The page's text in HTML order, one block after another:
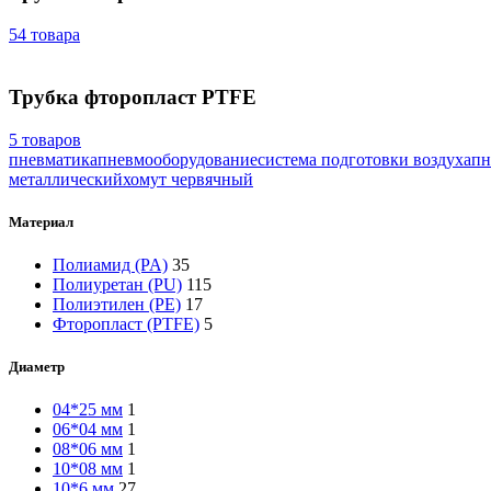
54 товара
Трубка фторопласт PTFE
5 товаров
пневматикапневмооборудованиесистема подготовки воздуха
металлическийхомут червячный
Материал
Полиамид (PA) 35
Полиуретан (PU) 115
Полиэтилен (PE) 17
Фторопласт (PTFE) 5
Диаметр
04*25 мм 1
06*04 мм 1
08*06 мм 1
10*08 мм 1